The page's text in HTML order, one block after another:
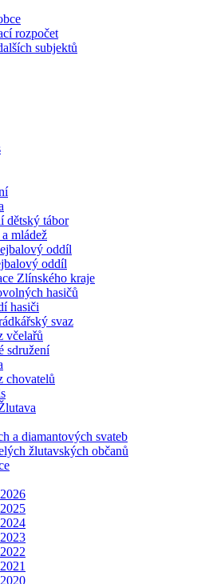
rozpočet
subjektů
dětský tábor
mládež
oddíl
oddíl
Zlínského kraje
hasičů
hasiči
svaz
včelařů
sdružení
chovatelů
a diamantových svateb
žlutavských občanů